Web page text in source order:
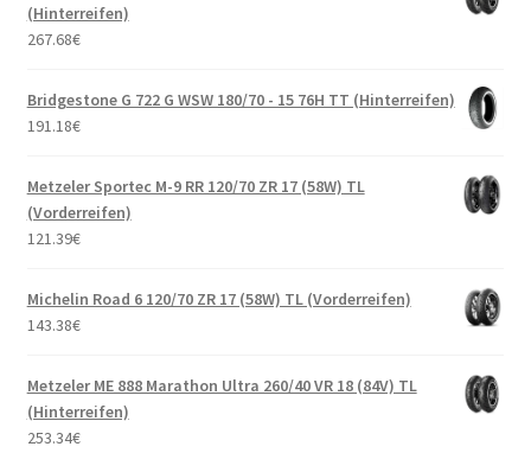
(Hinterreifen)
267.68€
Bridgestone G 722 G WSW 180/70 - 15 76H TT (Hinterreifen)
191.18€
Metzeler Sportec M-9 RR 120/70 ZR 17 (58W) TL
(Vorderreifen)
121.39€
Michelin Road 6 120/70 ZR 17 (58W) TL (Vorderreifen)
143.38€
Metzeler ME 888 Marathon Ultra 260/40 VR 18 (84V) TL
(Hinterreifen)
253.34€